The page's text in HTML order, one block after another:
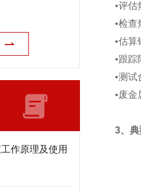
作原理及使用
•评估
•检查
•估算
•跟踪
•测试
•废金
3、